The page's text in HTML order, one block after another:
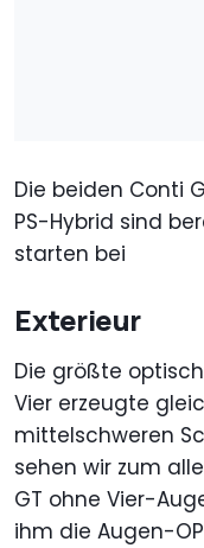
Die beiden Conti
PS-Hybrid sind
starten bei
Exterieur
Die größte
Vier erzeugte
mittelschweren
sehen wir zum
GT ohne Vier-
ihm die Augen-